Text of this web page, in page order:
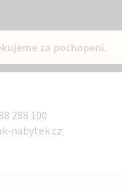
za pochopení.
nabytek.cz
288 100